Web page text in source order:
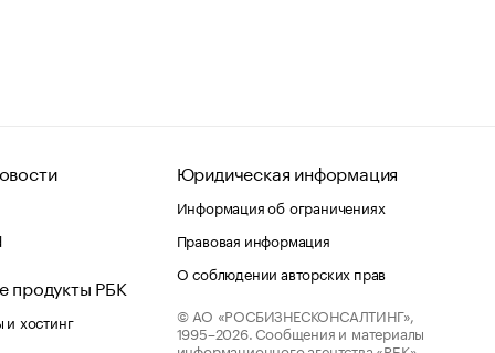
продукты РБК
хостинг
Юридическая информация
Информация об ограничениях
Правовая информация
О соблюдении авторских прав
© АО «РОСБИЗНЕСКОНСАЛТИНГ»,
1995–2026. Сообщения и материалы